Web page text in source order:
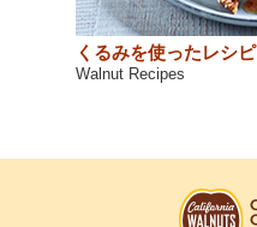
くるみを使ったレシピ
Walnut Recipes